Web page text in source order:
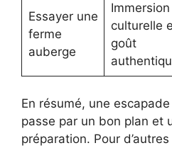
Essayer une
ferme
auberge
Immersion
culturelle
goût
En résumé, une
passe par un bon plan et
préparation. Pour